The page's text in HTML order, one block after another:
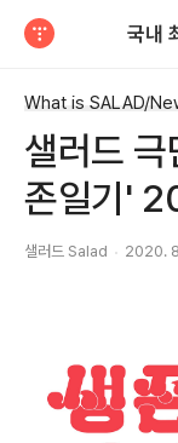
What is SALAD/
샐러드
존일기'
샐러드 Salad 2020.